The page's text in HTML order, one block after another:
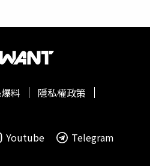
料
隱私權政策
Youtube Telegram